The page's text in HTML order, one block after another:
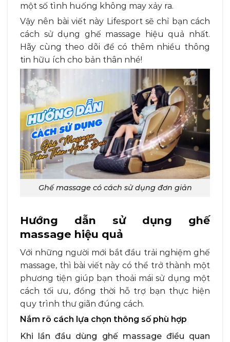
một số tình huống không may xảy ra.
Vậy nên bài viết này Lifesport sẽ chỉ bạn cách
cách sử dụng ghế massage hiệu quả nhất.
Hãy cùng theo dõi để có thêm nhiều thông
tin hữu ích cho bản thân nhé!
Ghế massage có cách sử dụng đơn giản
Hướng dẫn sử dụng ghế
massage hiệu quả
Với những người mới bắt đầu trải nghiệm ghế
massage, thì bài viết này có thể trở thành một
phương tiện giúp bạn thoải mái sử dụng một
cách tối ưu, đồng thời hỗ trợ bạn thực hiện
quy trình thư giãn đúng cách.
Nắm rõ cách lựa chọn thông số phù hợp
Khi lần đầu dùng ghế massage điều quan